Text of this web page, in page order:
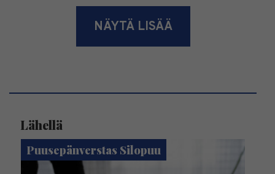
NÄYTÄ LISÄÄ
Lähellä
Puusepänverstas Silopuu